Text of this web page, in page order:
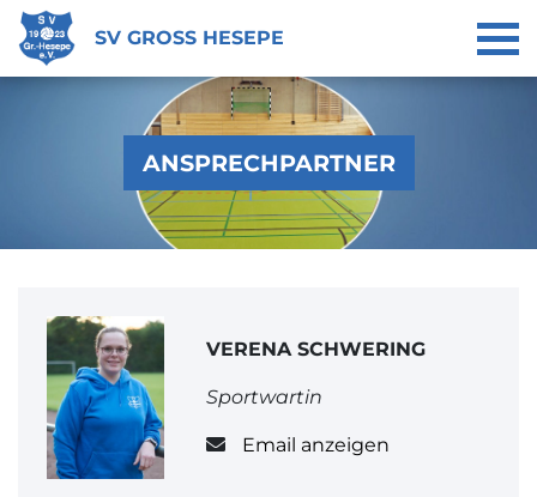
SV GROSS HESEPE
ANSPRECHPARTNER
VERENA SCHWERING
Sportwartin
Email anzeigen